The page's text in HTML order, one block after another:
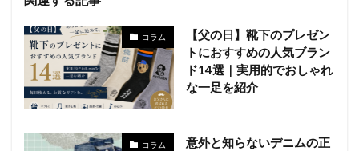
コラム
【父の日】靴下のプレゼン
トにおすすめの人気ブラン
ド14選｜実用的でおしゃれ
な一足を紹介
コラム
意外と知らないデニムの正